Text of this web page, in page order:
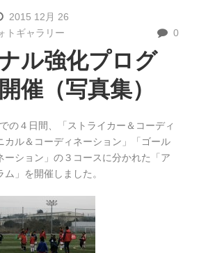
2015 12月 26
トギャラリー 0
ル強化プログ
催（写真集）
の４日間、「ストライカー＆コーディ
カル＆コーディネーション」「ゴール
ーション」の３コースに分かれた「ア
」を開催しました。